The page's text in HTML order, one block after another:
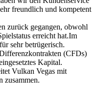
freundlich und kompetent
zurück gegangen, obwohl
erreicht hat.Im
sehr betrügerisch.
(CFDs)
Kapital.
Vulkan Vegas mit
zusammen.